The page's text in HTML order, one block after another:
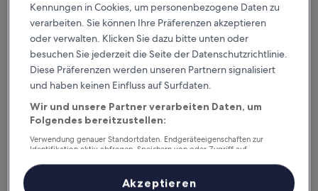
Balıkesir – wo
übernachten?
Familienhotels: Top-Optionen in
Ayvalik
Cunda Garden
Kennungen in Cookies, um personenbezogene Daten zu
verarbeiten. Sie können Ihre Präferenzen akzeptieren
oder verwalten. Klicken Sie dazu bitte unten oder
besuchen Sie jederzeit die Seite der Datenschutzrichtlinie.
Diese Präferenzen werden unseren Partnern signalisiert
und haben keinen Einfluss auf Surfdaten.
Wir und unsere Partner verarbeiten Daten, um
Folgendes bereitzustellen:
Verwendung genauer Standortdaten. Endgeräteeigenschaften zur
Identifikation aktiv abfragen. Speichern von oder Zugriff auf
Inhalte, Messung von Werbeleistung und der Performance von Inhalten,
Zielgruppenforschung sowie Entwicklung und Verbesserung von
Akzeptieren